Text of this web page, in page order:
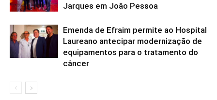
Jarques em João Pessoa
Emenda de Efraim permite ao Hospital
Laureano antecipar modernização de
equipamentos para o tratamento do
câncer